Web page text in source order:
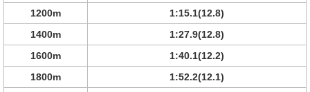
1200m
1:15.1(12.8)
1400m
1:27.9(12.8)
1600m
1:40.1(12.2)
1800m
1:52.2(12.1)